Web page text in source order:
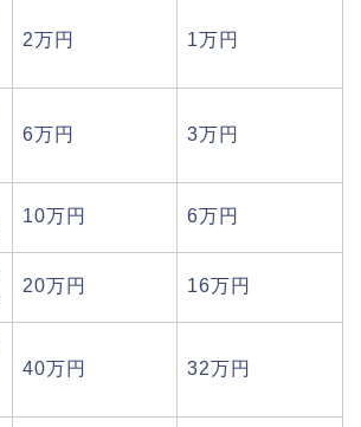
2万円 1万円
6万円 3万円
10万円 6万円
20万円 16万円
40万円 32万円